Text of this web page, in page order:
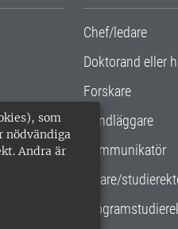
som
nödvändiga
Andra är
Chef/ledare
Doktorand eller
Forskare
Handläggare
Kommunikatör
Lärare/